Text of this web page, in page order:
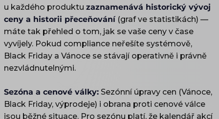
u každého produktu zaznamenává historický vývoj
ceny a historii přeceňování(graf ve statistikách) —
máte tak přehled o tom, jak se vaše ceny v čase
vyvíjely. Pokud compliance neřešíte systémově,
Black Friday a Vánoce se stávají operativně i právně
nezvládnutelnými.
Sezóna a cenové války: Sezónní úpravy cen (Vánoce,
Black Friday, výprodeje) i obrana proti cenové válce
jsou běžné situace. Pro sezónu platí, že kalendář akcí